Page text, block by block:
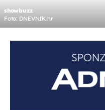
showbuzz
Foto: DNEVNIK.hr